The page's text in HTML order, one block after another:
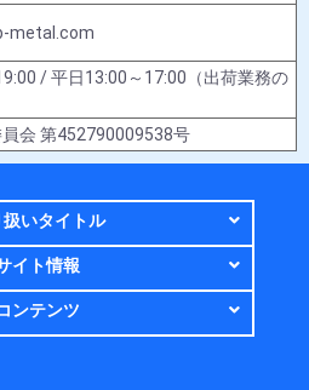
metal.com
/ 平日13:00～17:00（出荷業務の
会 第452790009538号
扱いタイトル
イト情報
ンテンツ